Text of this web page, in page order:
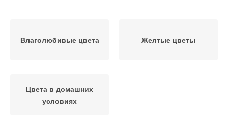
Влаголюбивые цвета Желтые цветы
Цвета в домашних
условиях